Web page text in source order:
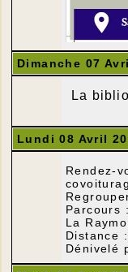
Dimanche 07
La
Lundi 08 Avril
Rendez-
Parcours
La
Distance :
Dénivelé